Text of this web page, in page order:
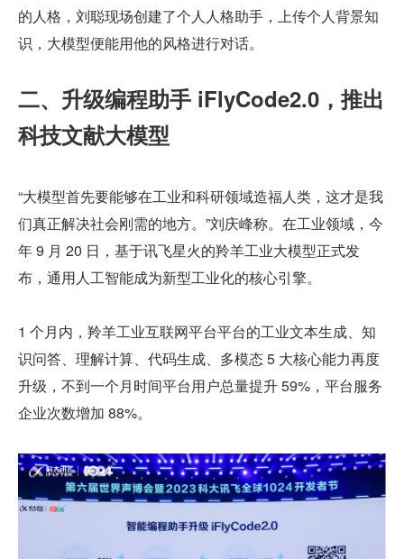
的人格，刘聪现场创建了个人人格助手，上传个人背景知
识，大模型便能用他的风格进行对话。
二、升级编程助手 iFlyCode2.0，推出
科技文献大模型
“大模型首先要能够在工业和科研领域造福人类，这才是我
们真正解决社会刚需的地方。”刘庆峰称。在工业领域，今
年 9 月 20 日，基于讯飞星火的羚羊工业大模型正式发
布，通用人工智能成为新型工业化的核心引擎。
1 个月内，羚羊工业互联网平台平台的工业文本生成、知
识问答、理解计算、代码生成、多模态 5 大核心能力再度
升级，不到一个月时间平台用户总量提升 59%，平台服务
企业次数增加 88%。